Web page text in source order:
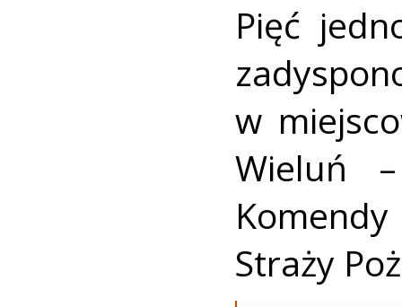
Pięć
w
Wieluń
Straży